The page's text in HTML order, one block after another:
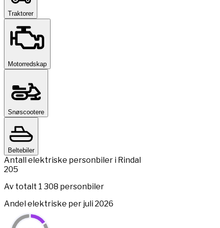
Traktorer
Motorredskap
Snøscootere
Beltebiler
Antall elektriske personbiler i Rindal
205
Av totalt 1 308 personbiler
Andel elektriske per juli 2026
15,7%